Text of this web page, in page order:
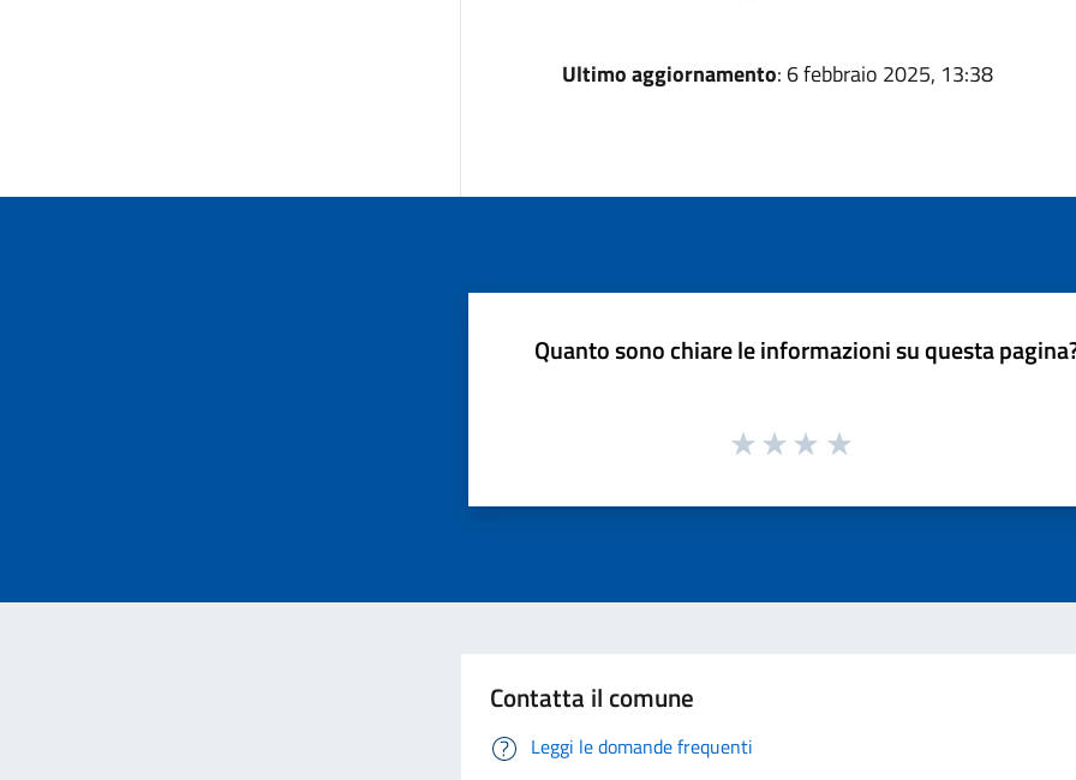
Ultimo aggiornamento: 6 febbraio 2025, 13:38
Quanto sono chiare le informazioni su questa
Contatta il comune
Leggi le domande frequenti